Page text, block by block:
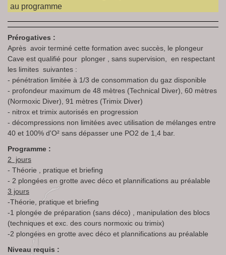
au programme
Prérogatives :
Après avoir terminé cette formation avec succès, le plongeur
Cave est qualifié pour plonger , sans supervision, en respectant
les limites suivantes :
- pénétration limitée à 1/3 de consommation du gaz disponible
- profondeur maximum de 48 mètres (Technical Diver), 60 mètres
(Normoxic Diver), 91 mètres (Trimix Diver)
- nitrox et trimix autorisés en progression
- décompressions non limitées avec utilisation de mélanges entre
40 et 100% d'O² sans dépasser une PO2 de 1,4 bar.
Programme :
2 jours
- Théorie , pratique et briefing
- 2 plongées en grotte avec déco et plannifications au préalable
3 jours
-Théorie, pratique et briefing
-1 plongée de préparation (sans déco) , manipulation des blocs
(techniques et exc. des cours normoxic ou trimix)
-2 plongées en grotte avec déco et plannifications au préalable
Niveau requis :